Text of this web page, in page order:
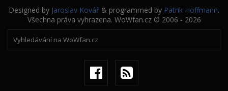
Designed by Jaroslav Kovář & programmed by Patrik Hoffmann.
Všechna práva vyhrazena. WoWfan.cz © 2006 - 2026